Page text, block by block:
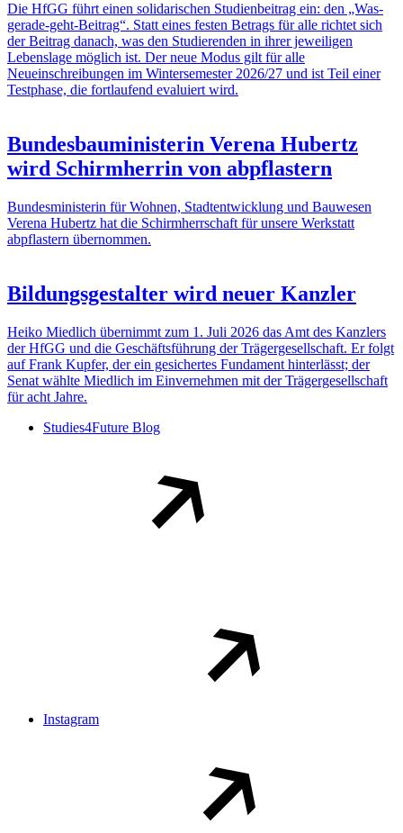
Die HfGG führt einen solidarischen Studienbeitrag ein: den „Was-
gerade-geht-Beitrag“. Statt eines festen Betrags für alle richtet sich
der Beitrag danach, was den Studierenden in ihrer jeweiligen
Lebenslage möglich ist. Der neue Modus gilt für alle
Neueinschreibungen im Wintersemester 2026/27 und ist Teil einer
Testphase, die fortlaufend evaluiert wird.
Bundesbauministerin Verena Hubertz
wird Schirmherrin von abpflastern
Bundesministerin für Wohnen, Stadtentwicklung und Bauwesen
Verena Hubertz hat die Schirmherrschaft für unsere Werkstatt
abpflastern übernommen.
Bildungsgestalter wird neuer Kanzler
Heiko Miedlich übernimmt zum 1. Juli 2026 das Amt des Kanzlers
der HfGG und die Geschäftsführung der Trägergesellschaft. Er folgt
auf Frank Kupfer, der ein gesichertes Fundament hinterlässt; der
Senat wählte Miedlich im Einvernehmen mit der Trägergesellschaft
für acht Jahre.
Studies4Future Blog
Instagram